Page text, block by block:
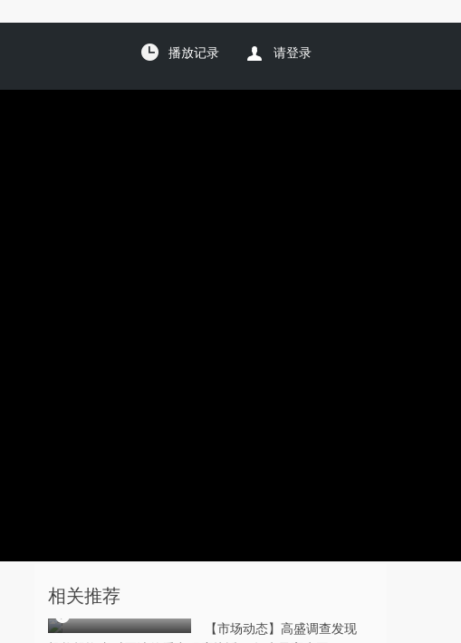
播放记录 请登录
相关推荐
【市场动态】高盛调查发现